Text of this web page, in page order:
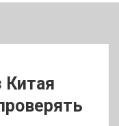
Китая